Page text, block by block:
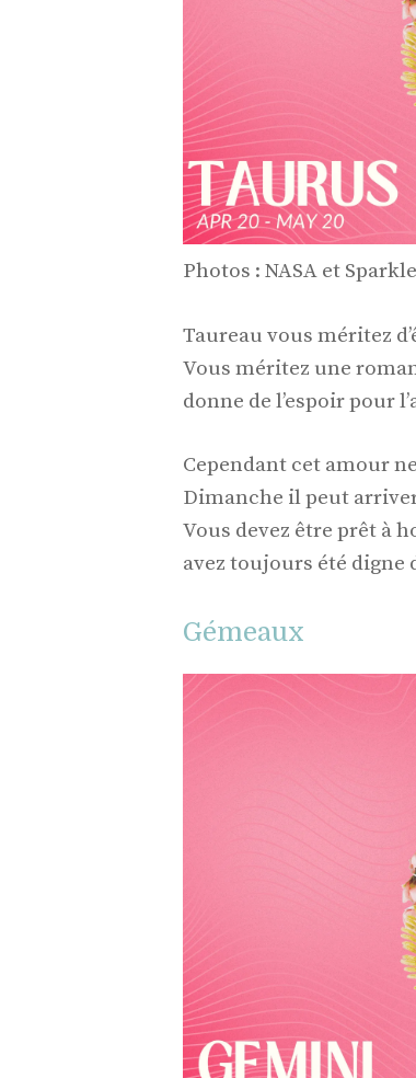
Photos : NASA et
Taureau vous méritez
Vous méritez une
donne de l’espoir pour
Cependant cet amour
Dimanche il peut
Vous devez être prêt à
avez toujours été digne
Gémeaux